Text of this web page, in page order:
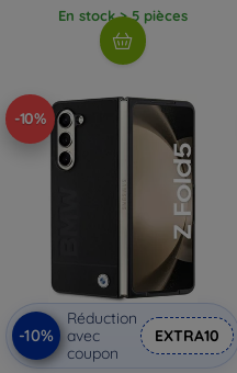
En stock > 5 pièces
-10%
-10%
Réduction
avec
coupon
EXTRA10